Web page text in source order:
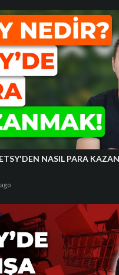
NASIL PARA